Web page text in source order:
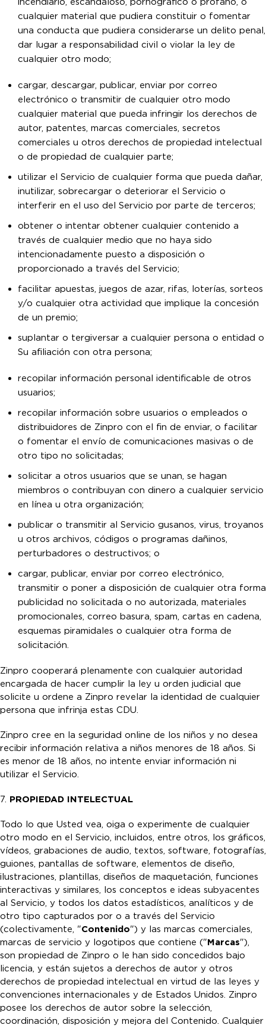
cualquier material que pudiera constituir o fomentar
una conducta que pudiera considerarse un delito penal,
dar lugar a responsabilidad civil o violar la ley de
cualquier otro modo;
cargar, descargar, publicar, enviar por correo
electrónico o transmitir de cualquier otro modo
cualquier material que pueda infringir los derechos de
autor, patentes, marcas comerciales, secretos
comerciales u otros derechos de propiedad intelectual
o de propiedad de cualquier parte;
utilizar el Servicio de cualquier forma que pueda dañar,
inutilizar, sobrecargar o deteriorar el Servicio o
interferir en el uso del Servicio por parte de terceros;
obtener o intentar obtener cualquier contenido a
través de cualquier medio que no haya sido
intencionadamente puesto a disposición o
proporcionado a través del Servicio;
facilitar apuestas, juegos de azar, rifas, loterías, sorteos
y/o cualquier otra actividad que implique la concesión
de un premio;
suplantar o tergiversar a cualquier persona o entidad o
Su afiliación con otra persona;
recopilar información personal identificable de otros
usuarios;
recopilar información sobre usuarios o empleados o
distribuidores de Zinpro con el fin de enviar, o facilitar
o fomentar el envío de comunicaciones masivas o de
otro tipo no solicitadas;
solicitar a otros usuarios que se unan, se hagan
miembros o contribuyan con dinero a cualquier servicio
en línea u otra organización;
publicar o transmitir al Servicio gusanos, virus, troyanos
u otros archivos, códigos o programas dañinos,
perturbadores o destructivos; o
cargar, publicar, enviar por correo electrónico,
transmitir o poner a disposición de cualquier otra forma
publicidad no solicitada o no autorizada, materiales
promocionales, correo basura, spam, cartas en cadena,
esquemas piramidales o cualquier otra forma de
solicitación.
Zinpro cooperará plenamente con cualquier autoridad
encargada de hacer cumplir la ley u orden judicial que
solicite u ordene a Zinpro revelar la identidad de cualquier
persona que infrinja estas CDU.
Zinpro cree en la seguridad online de los niños y no desea
recibir información relativa a niños menores de 18 años. Si
es menor de 18 años, no intente enviar información ni
utilizar el Servicio.
7. PROPIEDAD INTELECTUAL
Todo lo que Usted vea, oiga o experimente de cualquier
otro modo en el Servicio, incluidos, entre otros, los gráficos,
vídeos, grabaciones de audio, textos, software, fotografías,
guiones, pantallas de software, elementos de diseño,
ilustraciones, plantillas, diseños de maquetación, funciones
interactivas y similares, los conceptos e ideas subyacentes
al Servicio, y todos los datos estadísticos, analíticos y de
otro tipo capturados por o a través del Servicio
(colectivamente, "Contenido") y las marcas comerciales,
marcas de servicio y logotipos que contiene ("Marcas"),
son propiedad de Zinpro o le han sido concedidos bajo
licencia, y están sujetos a derechos de autor y otros
derechos de propiedad intelectual en virtud de las leyes y
convenciones internacionales y de Estados Unidos. Zinpro
posee los derechos de autor sobre la selección,
coordinación, disposición y mejora del Contenido. Cualquier